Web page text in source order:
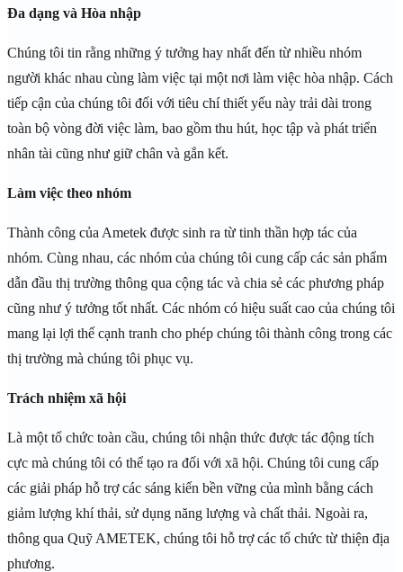
Đa dạng và Hòa nhập
Chúng tôi tin rằng những ý tưởng hay nhất đến từ nhiều nhóm
người khác nhau cùng làm việc tại một nơi làm việc hòa nhập. Cách
tiếp cận của chúng tôi đối với tiêu chí thiết yếu này trải dài trong
toàn bộ vòng đời việc làm, bao gồm thu hút, học tập và phát triển
nhân tài cũng như giữ chân và gắn kết.
Làm việc theo nhóm
Thành công của Ametek được sinh ra từ tinh thần hợp tác của
nhóm. Cùng nhau, các nhóm của chúng tôi cung cấp các sản phẩm
dẫn đầu thị trường thông qua cộng tác và chia sẻ các phương pháp
cũng như ý tưởng tốt nhất. Các nhóm có hiệu suất cao của chúng tôi
mang lại lợi thế cạnh tranh cho phép chúng tôi thành công trong các
thị trường mà chúng tôi phục vụ.
Trách nhiệm xã hội
Là một tổ chức toàn cầu, chúng tôi nhận thức được tác động tích
cực mà chúng tôi có thể tạo ra đối với xã hội. Chúng tôi cung cấp
các giải pháp hỗ trợ các sáng kiến ​​bền vững của mình bằng cách
giảm lượng khí thải, sử dụng năng lượng và chất thải. Ngoài ra,
thông qua Quỹ AMETEK, chúng tôi hỗ trợ các tổ chức từ thiện địa
phương.